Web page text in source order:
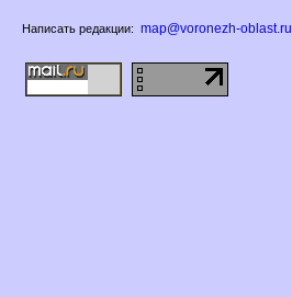
Написать редакции: map@voronezh-oblast.ru